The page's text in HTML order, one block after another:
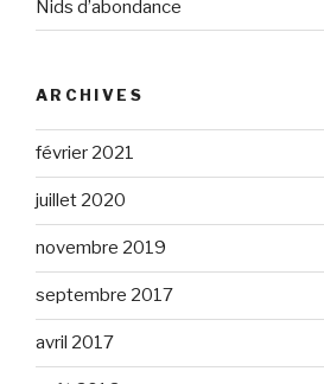
Nids d’abondance
ARCHIVES
février 2021
juillet 2020
novembre 2019
septembre 2017
avril 2017